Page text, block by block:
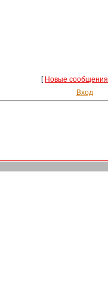
[ Новые сообщения
Вход